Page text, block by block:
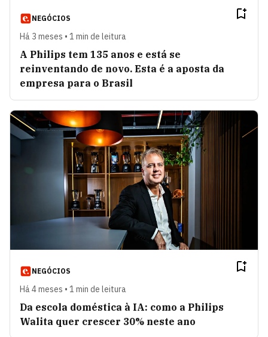
NEGÓCIOS
Há 3 meses • 1 min de leitura
A Philips tem 135 anos e está se
reinventando de novo. Esta é a aposta da
empresa para o Brasil
NEGÓCIOS
Há 4 meses • 1 min de leitura
Da escola doméstica à IA: como a Philips
Walita quer crescer 30% neste ano